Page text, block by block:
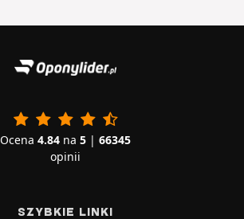
Ocena 4.84 na 5 | 66345
opinii
SZYBKIE LINKI